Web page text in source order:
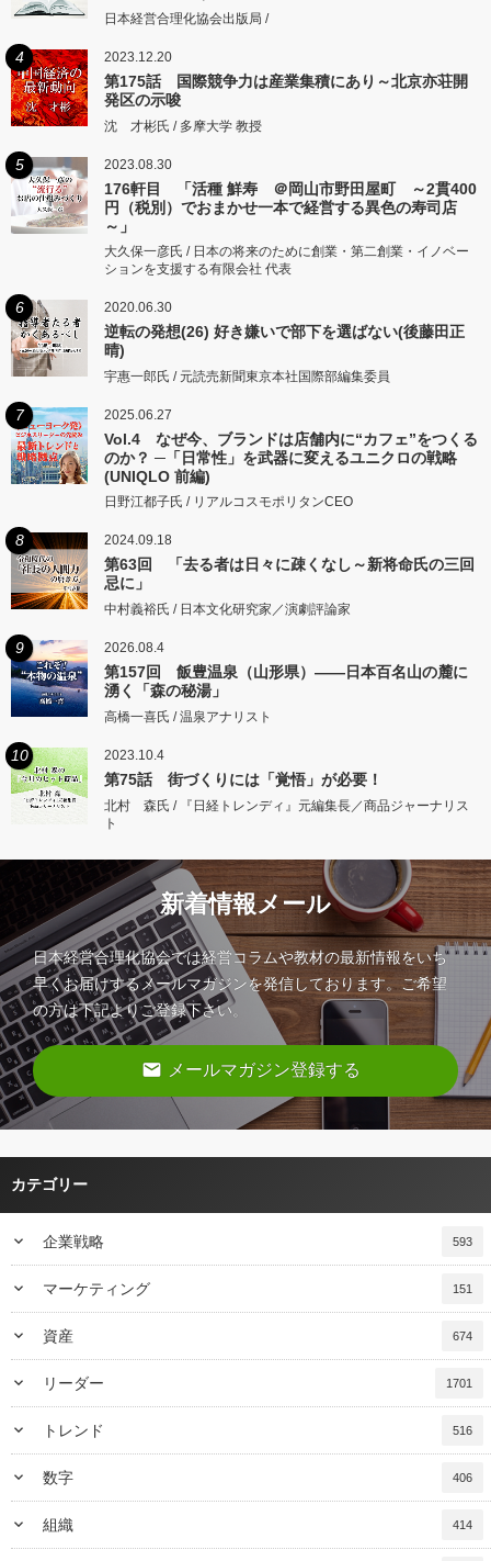
日本経営合理化協会出版局 /
4 2023.12.20
第175話 国際競争力は産業集積にあり～北京亦荘開
発区の示唆
沈 才彬氏 / 多摩大学 教授
5 2023.08.30
176軒目 「活種 鮮寿 ＠岡山市野田屋町 ～2貫400
円（税別）でおまかせ一本で経営する異色の寿司店
～」
大久保一彦氏 / 日本の将来のために創業・第二創業・イノベー
ションを支援する有限会社 代表
6 2020.06.30
逆転の発想(26) 好き嫌いで部下を選ばない(後藤田正
晴)
宇惠一郎氏 / 元読売新聞東京本社国際部編集委員
7 2025.06.27
Vol.4 なぜ今、ブランドは店舗内に“カフェ”をつくる
のか？ ─「日常性」を武器に変えるユニクロの戦略
(UNIQLO 前編)
日野江都子氏 / リアルコスモポリタンCEO
8 2024.09.18
第63回 「去る者は日々に疎くなし～新将命氏の三回
忌に」
中村義裕氏 / 日本文化研究家／演劇評論家
9 2026.08.4
第157回 飯豊温泉（山形県）――日本百名山の麓に
湧く「森の秘湯」
高橋一喜氏 / 温泉アナリスト
10 2023.10.4
第75話 街づくりには「覚悟」が必要！
北村 森氏 / 『日経トレンディ』元編集長／商品ジャーナリス
ト
新着情報メール
日本経営合理化協会では経営コラムや教材の最新情報をいち
早くお届けするメールマガジンを発信しております。ご希望
の方は下記よりご登録下さい。
email メールマガジン登録する
カテゴリー
keyboard_arrow_down 企業戦略 593
keyboard_arrow_down マーケティング 151
keyboard_arrow_down 資産 674
keyboard_arrow_down リーダー 1701
keyboard_arrow_down トレンド 516
keyboard_arrow_down 数字 406
keyboard_arrow_down 組織 414